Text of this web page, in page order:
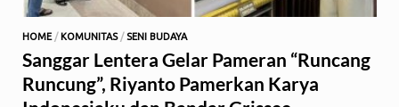
HOME / KOMUNITAS/ SENI BUDAYA
Sanggar Lentera Gelar Pameran “Runcang
Runcung”, Riyanto Pamerkan Karya